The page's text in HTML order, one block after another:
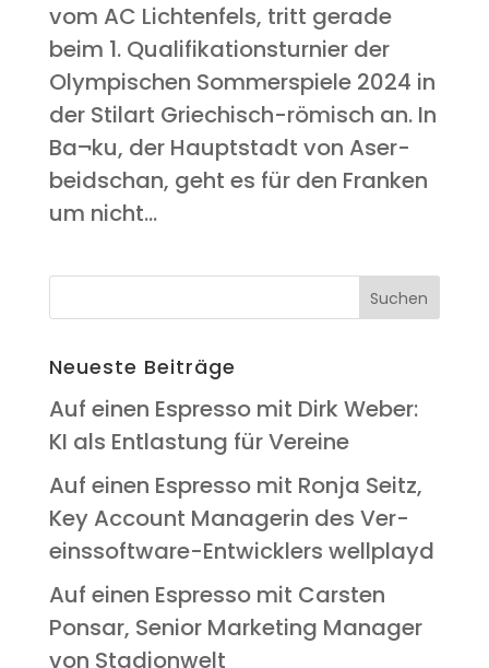
vom AC Lich­ten­fels, tritt gera­de
beim 1. Qua­li­fi­ka­ti­ons­tur­nier der
Olym­pi­schen Som­mer­spie­le 2024 in
der Stil­art Grie­chisch-römisch an. In
Ba¬ku, der Haupt­stadt von Aser­
bei­dschan, geht es für den Fran­ken
um nicht...
Neu­es­te Beiträge
Auf einen Espres­so mit Dirk Weber:
KI als Ent­las­tung für Vereine
Auf einen Espres­so mit Ron­ja Seitz,
Key Account Mana­ge­rin des Ver­
eins­soft­ware-Ent­wick­lers wellplayd
Auf einen Espres­so mit Cars­ten
Pon­s­ar, Seni­or Mar­ke­ting Mana­ger
von Stadionwelt